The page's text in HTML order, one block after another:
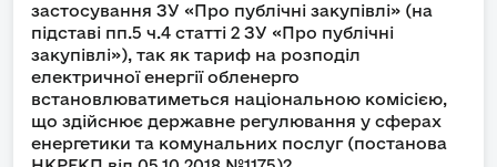
застосування ЗУ «Про публічні закупівлі» (на
підставі пп.5 ч.4 статті 2 ЗУ «Про публічні
закупівлі»), так як тариф на розподіл
електричної енергії обленерго
встановлюватиметься національною комісією,
що здійснює державне регулювання у сферах
енергетики та комунальних послуг (постанова